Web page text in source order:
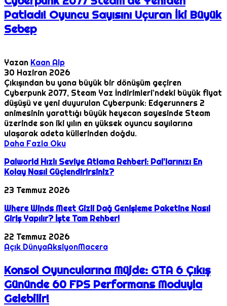
Patladı! Oyuncu Sayısını Uçuran İki Büyük
Sebep
Yazan Kaan Alp
30 Haziran 2026
Çıkışından bu yana büyük bir dönüşüm geçiren
Cyberpunk 2077, Steam Yaz İndirimleri’ndeki büyük fiyat
düşüşü ve yeni duyurulan Cyberpunk: Edgerunners 2
animesinin yarattığı büyük heyecan sayesinde Steam
üzerinde son iki yılın en yüksek oyuncu sayılarına
ulaşarak adeta küllerinden doğdu.
Daha Fazla Oku
Palworld Hızlı Seviye Atlama Rehberi: Pal'larınızı En
Kolay Nasıl Güçlendirirsiniz?
23 Temmuz 2026
Where Winds Meet Gizli Dağ Genişleme Paketine Nasıl
Giriş Yapılır? İşte Tam Rehber!
22 Temmuz 2026
Açık DünyaAksiyonMacera
Konsol Oyuncularına Müjde: GTA 6 Çıkış
Gününde 60 FPS Performans Moduyla
Gelebilir!